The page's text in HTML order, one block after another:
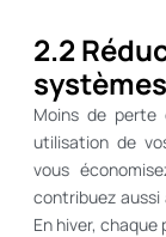
2.2
Moins de perte
utilisation de
vous
contribuez aussi
En hiver,